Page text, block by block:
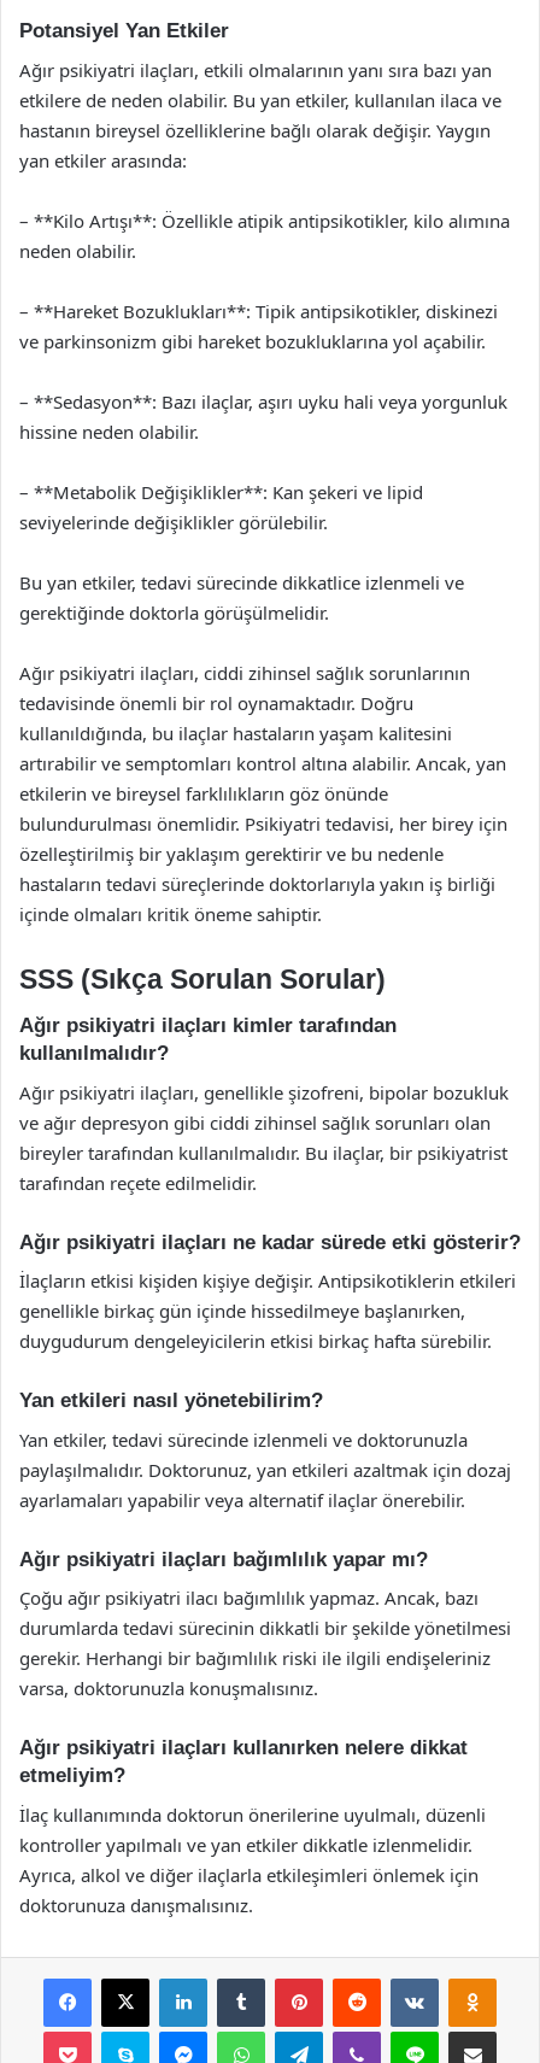
Potansiyel Yan Etkiler
Ağır psikiyatri ilaçları, etkili olmalarının yanı sıra bazı yan
etkilere de neden olabilir. Bu yan etkiler, kullanılan ilaca ve
hastanın bireysel özelliklerine bağlı olarak değişir. Yaygın
yan etkiler arasında:
– **Kilo Artışı**: Özellikle atipik antipsikotikler, kilo alımına
neden olabilir.
– **Hareket Bozuklukları**: Tipik antipsikotikler, diskinezi
ve parkinsonizm gibi hareket bozukluklarına yol açabilir.
– **Sedasyon**: Bazı ilaçlar, aşırı uyku hali veya yorgunluk
hissine neden olabilir.
– **Metabolik Değişiklikler**: Kan şekeri ve lipid
seviyelerinde değişiklikler görülebilir.
Bu yan etkiler, tedavi sürecinde dikkatlice izlenmeli ve
gerektiğinde doktorla görüşülmelidir.
Ağır psikiyatri ilaçları, ciddi zihinsel sağlık sorunlarının
tedavisinde önemli bir rol oynamaktadır. Doğru
kullanıldığında, bu ilaçlar hastaların yaşam kalitesini
artırabilir ve semptomları kontrol altına alabilir. Ancak, yan
etkilerin ve bireysel farklılıkların göz önünde
bulundurulması önemlidir. Psikiyatri tedavisi, her birey için
özelleştirilmiş bir yaklaşım gerektirir ve bu nedenle
hastaların tedavi süreçlerinde doktorlarıyla yakın iş birliği
içinde olmaları kritik öneme sahiptir.
SSS (Sıkça Sorulan Sorular)
Ağır psikiyatri ilaçları kimler tarafından
kullanılmalıdır?
Ağır psikiyatri ilaçları, genellikle şizofreni, bipolar bozukluk
ve ağır depresyon gibi ciddi zihinsel sağlık sorunları olan
bireyler tarafından kullanılmalıdır. Bu ilaçlar, bir psikiyatrist
tarafından reçete edilmelidir.
Ağır psikiyatri ilaçları ne kadar sürede etki gösterir?
İlaçların etkisi kişiden kişiye değişir. Antipsikotiklerin etkileri
genellikle birkaç gün içinde hissedilmeye başlanırken,
duygudurum dengeleyicilerin etkisi birkaç hafta sürebilir.
Yan etkileri nasıl yönetebilirim?
Yan etkiler, tedavi sürecinde izlenmeli ve doktorunuzla
paylaşılmalıdır. Doktorunuz, yan etkileri azaltmak için dozaj
ayarlamaları yapabilir veya alternatif ilaçlar önerebilir.
Ağır psikiyatri ilaçları bağımlılık yapar mı?
Çoğu ağır psikiyatri ilacı bağımlılık yapmaz. Ancak, bazı
durumlarda tedavi sürecinin dikkatli bir şekilde yönetilmesi
gerekir. Herhangi bir bağımlılık riski ile ilgili endişeleriniz
varsa, doktorunuzla konuşmalısınız.
Ağır psikiyatri ilaçları kullanırken nelere dikkat
etmeliyim?
İlaç kullanımında doktorun önerilerine uyulmalı, düzenli
kontroller yapılmalı ve yan etkiler dikkatle izlenmelidir.
Ayrıca, alkol ve diğer ilaçlarla etkileşimleri önlemek için
doktorunuza danışmalısınız.
Facebook
X LinkedInTumblr PinterestReddit VKontakte
Pocket Skype MessengerWhatsAppTelegramViber Line E-Posta ile